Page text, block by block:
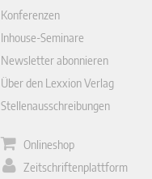
Konferenzen
Inhouse-Seminare
Newsletter abonnieren
Über den Lexxion Verlag
Stellenausschreibungen
Onlineshop
Zeitschriftenplattform